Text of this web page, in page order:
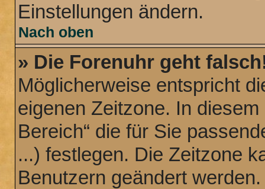
Einstellungen ändern.
Nach oben
» Die Forenuhr geht
Möglicherweise entspricht
eigenen Zeitzone. In
Bereich“ die für Sie
...) festlegen. Die Zeitzone
Benutzern geändert